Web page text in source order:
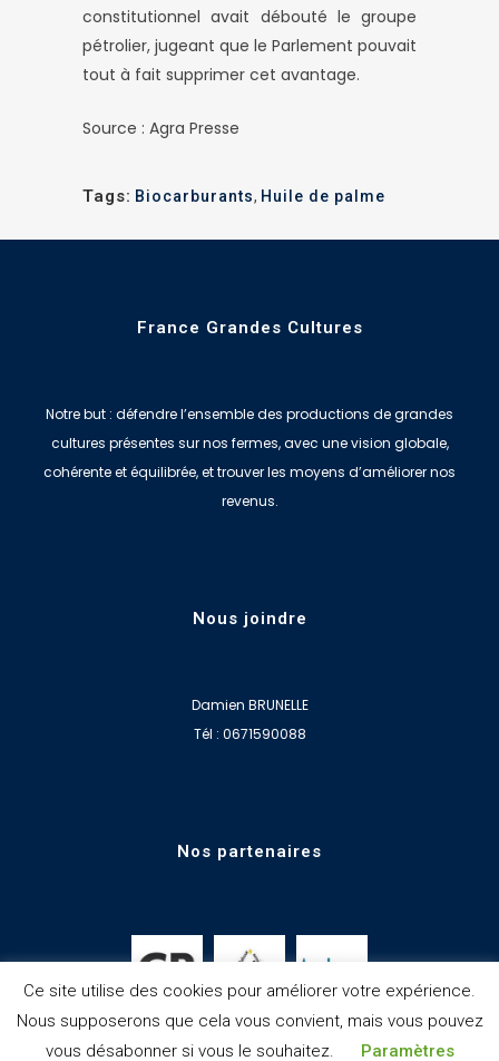
constitutionnel avait débouté le groupe
pétrolier, jugeant que le Parlement pouvait
tout à fait supprimer cet avantage.
Source : Agra Presse
Tags: Biocarburants, Huile de palme
France Grandes Cultures
Notre but : défendre l’ensemble des productions de grandes
cultures présentes sur nos fermes, avec une vision globale,
cohérente et équilibrée, et trouver les moyens d’améliorer nos
revenus.
Nous joindre
Damien BRUNELLE
Tél : 0671590088
Nos partenaires
Ce site utilise des cookies pour améliorer votre expérience.
Nous supposerons que cela vous convient, mais vous pouvez
vous désabonner si vous le souhaitez.
Paramètres